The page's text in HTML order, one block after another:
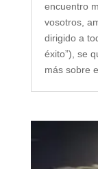
encuentro
vosotros,
dirigido a
éxito”), se
más sobre